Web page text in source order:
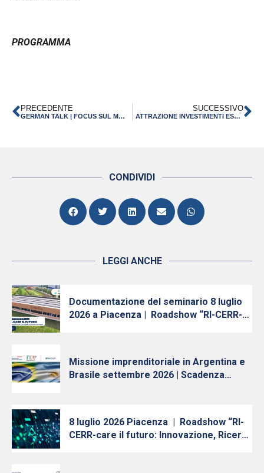
PROGRAMMA
PRECEDENTE
GERMAN TALK | FOCUS SUL MERCATO TEDESCO PER LE IMPRESE DELL’EMILIA-ROMAGNA A BOLOGNA IL 17 OTTOBRE 2025
SUCCESSIVO
ATTRAZIONE INVESTIMENTI ESTERI E COMPETITIVITÀ DEI TERRITORI: SIGLATO UN ACCORDO TRA CONFERENZA DELLE REGIONI E CONFINDUSTRIA
CONDIVIDI
LEGGI ANCHE
Documentazione del seminario 8 luglio
2026 a Piacenza | Roadshow “RI-CERR-
Missione imprenditoriale in Argentina e
Brasile settembre 2026 | Scadenza
8 luglio 2026 Piacenza | Roadshow “RI-
CERR-care il futuro: Innovazione, Ricerca